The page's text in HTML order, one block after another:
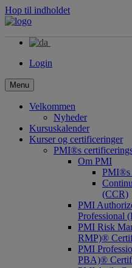
Hop til indholdet
Login
Menu
Velkommen
Nyheder
Kursuskalender
Kurser og certificeringer
PMI®s
Om PMI
PMI®s
(CCR)
PMI
Professional
PMI Risk
RMP)®
PMI
PBA)®